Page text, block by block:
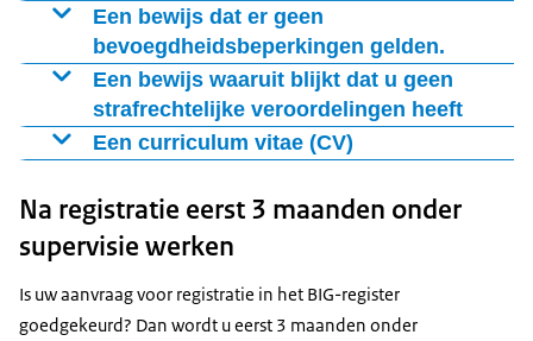
Een bewijs dat er geen
bevoegdheidsbeperkingen gelden.
Deze verklaring staat vaak bekend als een Certificate of
Current Professional Status (CCPS). In sommige landen
heet het anders. De verklaring moet aan de volgende
Mag niet ouder zijn dan drie maanden
Moet het originele document of een gewaarmerkte
U levert deze verklaring aan uit:
Een bewijs waaruit blijkt dat u geen
strafrechtelijke veroordelingen heeft
Deze verklaring is vaak bekend als een Certificate(s) of
opgevraagd worden bij het ministerie van Justitie of het
ministerie van Binnenlandse Zaken in het betreffende
voldoen:
Een curriculum vitae (CV)
werkervaringen. Het CV moet al uw werkervaringen en
genoten opleidingen en cursussen bevatten tot nu.
waar de werkervaring is opgedaan of de opleiding of
cursus is gevolgd. Uw CV moet naar waarheid zijn
Na registratie eerst 3 maanden onder
supervisie werken
Is uw aanvraag voor registratie in het BIG-register
goedgekeurd? Dan wordt u eerst 3 maanden onder